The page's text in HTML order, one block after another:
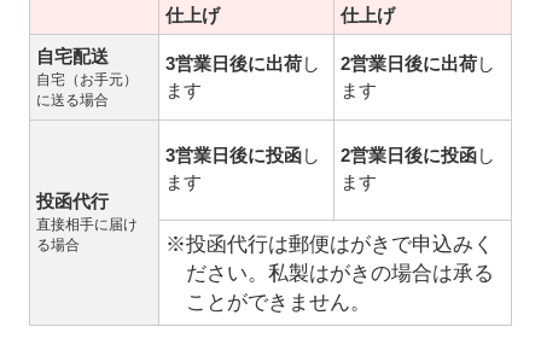
仕上げ
仕上げ
自宅配送
自宅（お手元）
に送る場合
3営業日後に出荷し
ます
2営業日後に出荷し
ます
投函代行
直接相手に届け
る場合
3営業日後に投函し
ます
2営業日後に投函し
ます
※投函代行は郵便はがきで申込みく
ださい。私製はがきの場合は承る
ことができません。